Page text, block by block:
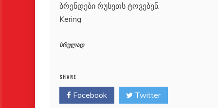
ბრენდები რუსეთს ტოვებენ.
Kering
სრულად
SHARE
Facebook Twitter